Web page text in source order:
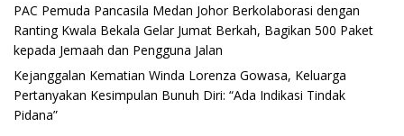
PAC Pemuda Pancasila Medan Johor Berkolaborasi dengan
Ranting Kwala Bekala Gelar Jumat Berkah, Bagikan 500 Paket
kepada Jemaah dan Pengguna Jalan
Kejanggalan Kematian Winda Lorenza Gowasa, Keluarga
Pertanyakan Kesimpulan Bunuh Diri: “Ada Indikasi Tindak
Pidana”